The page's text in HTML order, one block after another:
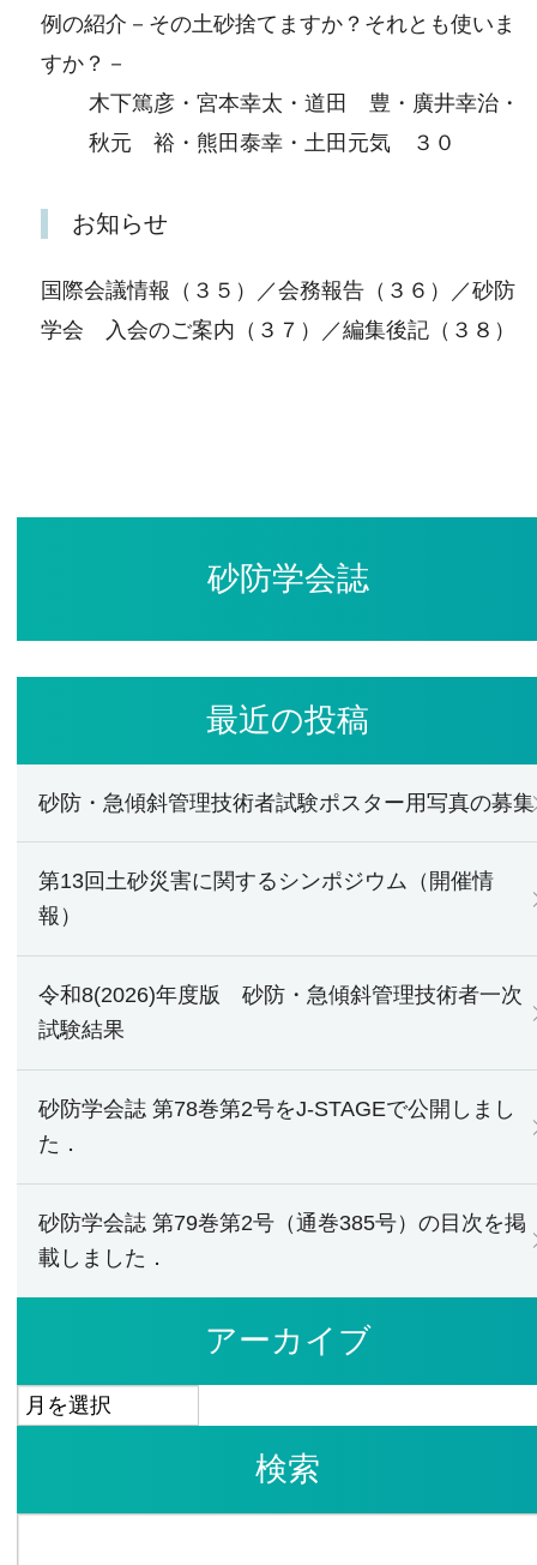
例の紹介－その土砂捨てますか？それとも使いま
すか？－
木下篤彦・宮本幸太・道田 豊・廣井幸治・
秋元 裕・熊田泰幸・土田元気 ３０
お知らせ
国際会議情報（３５）／会務報告（３６）／砂防
学会 入会のご案内（３７）／編集後記（３８）
砂防学会誌
最近の投稿
砂防・急傾斜管理技術者試験ポスター用写真の募集
第13回土砂災害に関するシンポジウム（開催情
報）
令和8(2026)年度版 砂防・急傾斜管理技術者一次
試験結果
砂防学会誌 第78巻第2号をJ-STAGEで公開しまし
た．
砂防学会誌 第79巻第2号（通巻385号）の目次を掲
載しました．
アーカイブ
ア
検索